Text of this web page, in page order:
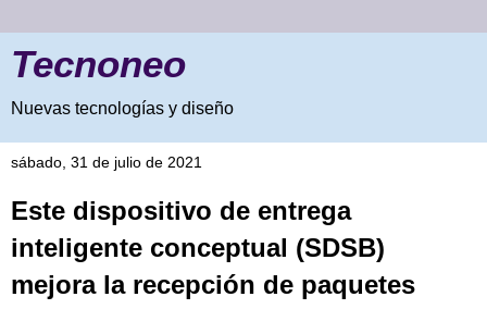
Tecnoneo
Nuevas tecnologías y diseño
sábado, 31 de julio de 2021
Este dispositivo de entrega
inteligente conceptual (SDSB)
mejora la recepción de paquetes